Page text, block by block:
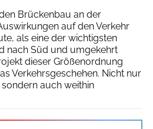
Brückenbau an der
auf den Verkehr
als eine der wichtigsten
nach Süd und umgekehrt
dieser Größenordnung
Verkehrsgeschehen. Nicht nur
auch weithin